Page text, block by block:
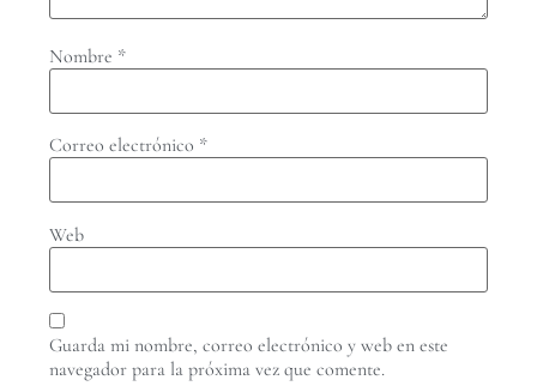
Nombre *
Correo electrónico *
Web
Guarda mi nombre, correo electrónico y web en este
navegador para la próxima vez que comente.